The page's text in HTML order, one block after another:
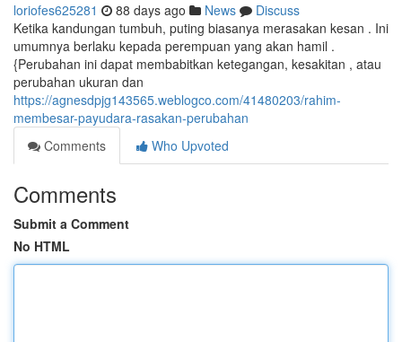
loriofes625281 88 days ago News
Discuss
Ketika kandungan tumbuh, puting biasanya merasakan kesan . Ini
umumnya berlaku kepada perempuan yang akan hamil .
{Perubahan ini dapat membabitkan ketegangan, kesakitan , atau
perubahan ukuran dan
https://agnesdpjg143565.weblogco.com/41480203/rahim-
membesar-payudara-rasakan-perubahan
Comments
Who Upvoted
Comments
Submit a Comment
No HTML